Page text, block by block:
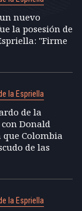
nuevo
la posesión de
"Firme
la Espriella
de la
Donald
Colombia
de las
la Espriella